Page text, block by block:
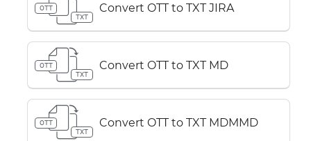
OTT
TXT
Convert OTT to TXT JIRA
OTT
TXT
Convert OTT to TXT MD
OTT
TXT
Convert OTT to TXT MDMMD